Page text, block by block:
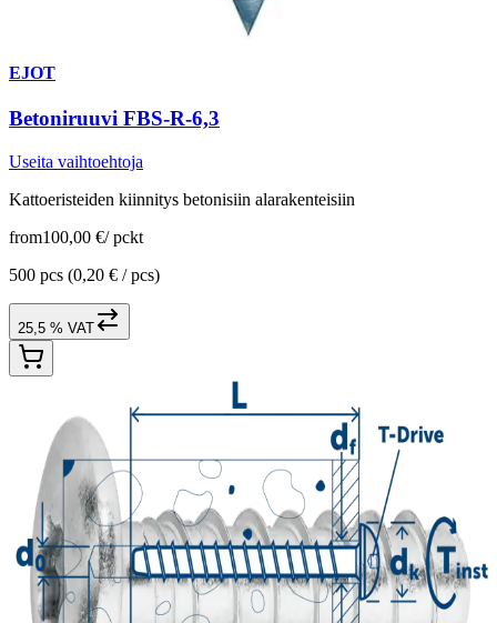
EJOT
Betoniruuvi FBS-R-6,3
Useita vaihtoehtoja
Kattoeristeiden kiinnitys betonisiin alarakenteisiin
from100,00 €/ pckt
500 pcs (0,20 € / pcs)
25,5 % VAT